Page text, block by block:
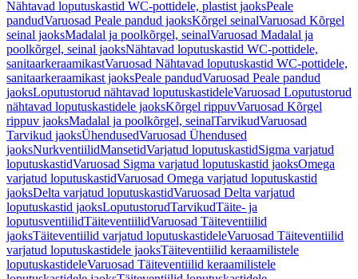
Nähtavad loputuskastid WC-pottidele, plastist jaoksPeale
pandudVaruosad Peale pandud jaoksKõrgel seinalVaruosad Kõrgel
seinal jaoksMadalal ja poolkõrgel, seinalVaruosad Madalal ja
poolkõrgel, seinal jaoksNähtavad loputuskastid WC-pottidele,
sanitaarkeraamikastVaruosad Nähtavad loputuskastid WC-pottidele,
sanitaarkeraamikast jaoksPeale pandudVaruosad Peale pandud
jaoksLoputustorud nähtavad loputuskastideleVaruosad Loputustorud
nähtavad loputuskastidele jaoksKõrgel rippuvVaruosad Kõrgel
rippuv jaoksMadalal ja poolkõrgel, seinalTarvikudVaruosad
Tarvikud jaoksÜhendusedVaruosad Ühendused
jaoksNurkventiilidMansetidVarjatud loputuskastidSigma varjatud
loputuskastidVaruosad Sigma varjatud loputuskastid jaoksOmega
varjatud loputuskastidVaruosad Omega varjatud loputuskastid
jaoksDelta varjatud loputuskastidVaruosad Delta varjatud
loputuskastid jaoksLoputustorudTarvikudTäite- ja
loputusventiilidTäiteventiilidVaruosad Täiteventiilid
jaoksTäiteventiilid varjatud loputuskastideleVaruosad Täiteventiilid
varjatud loputuskastidele jaoksTäiteventiilid keraamilistele
loputuskastideleVaruosad Täiteventiilid keraamilistele